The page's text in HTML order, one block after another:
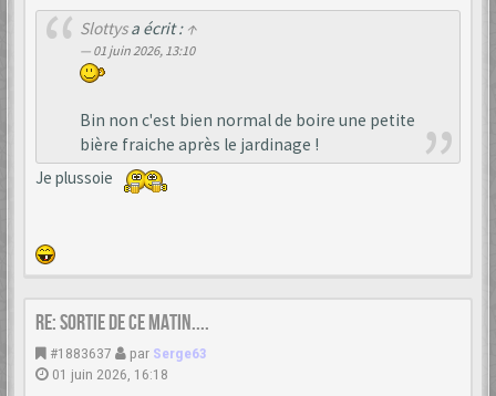
Slottysa écrit : ↑
01 juin 2026, 13:10
Bin non c'est bien normal de boire une petite
bière fraiche après le jardinage !
Je plussoie
Re: Sortie de ce matin....
#1883637 par Serge63
01 juin 2026, 16:18